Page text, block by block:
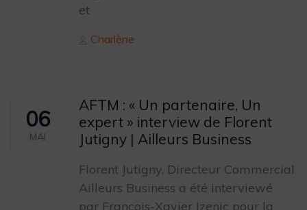
et
Author
Charlène
06
MAI
AFTM : « Un partenaire, Un
expert » interview de Florent
Jutigny | Ailleurs Business
Florent Jutigny, Directeur Commercial
Ailleurs Business a été interviewé
par François-Xavier Izenic pour la